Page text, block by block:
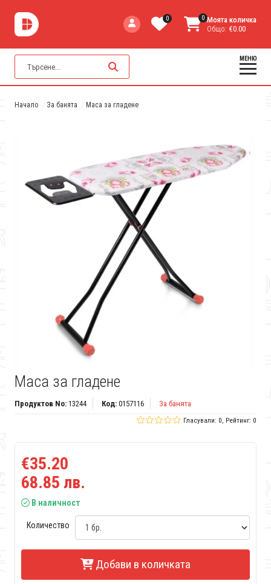
0 0 Моята количка
Общо: €0.00
МЕНЮ
Начало За банята Маса за гладене
Маса за гладене
Продуктов No:13244 Код:0157116 За банята
Гласували: 0, Рейтинг: 0
€35.20
68.85 лв.
В наличност
Количество
Добави в количката